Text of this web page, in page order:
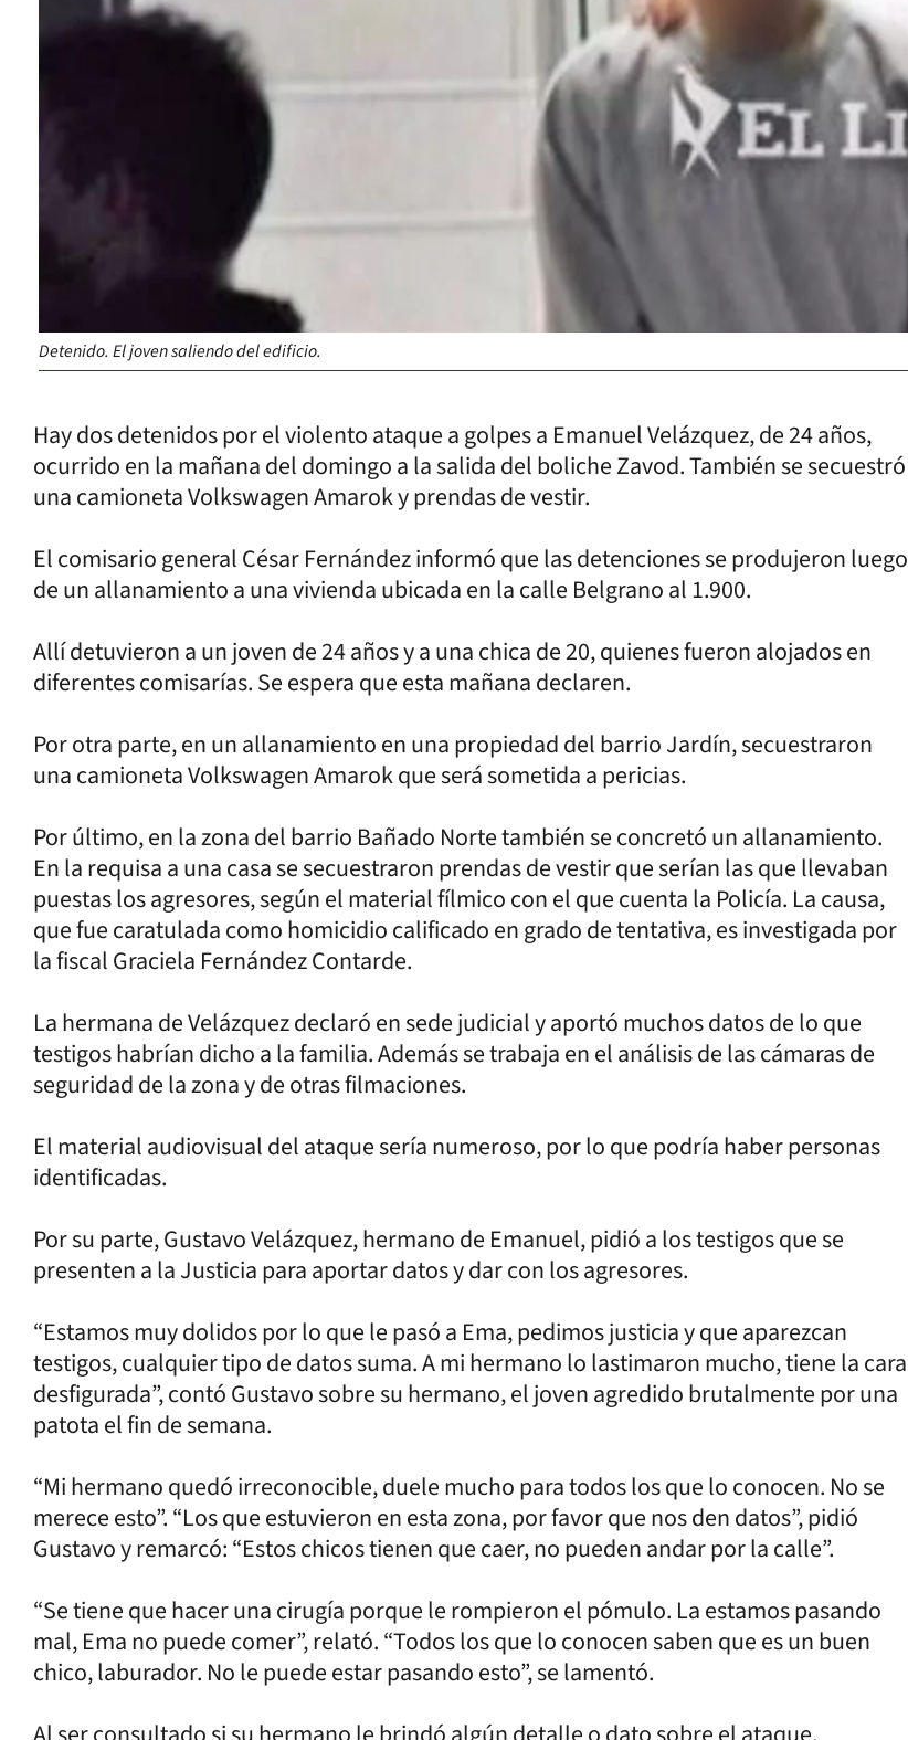
Detenido. El joven saliendo del edificio.
Hay dos detenidos por el violento ataque a golpes a Emanuel Velázquez, de 24 años,
ocurrido en la mañana del domingo a la salida del boliche Zavod. También se secuestró
una camioneta Volkswagen Amarok y prendas de vestir.
El comisario general César Fernández informó que las detenciones se produjeron luego
de un allanamiento a una vivienda ubicada en la calle Belgrano al 1.900.
Allí detuvieron a un joven de 24 años y a una chica de 20, quienes fueron alojados en
diferentes comisarías. Se espera que esta mañana declaren.
Por otra parte, en un allanamiento en una propiedad del barrio Jardín, secuestraron
una camioneta Volkswagen Amarok que será sometida a pericias.
Por último, en la zona del barrio Bañado Norte también se concretó un allanamiento.
En la requisa a una casa se secuestraron prendas de vestir que serían las que llevaban
puestas los agresores, según el material fílmico con el que cuenta la Policía. La causa,
que fue caratulada como homicidio calificado en grado de tentativa, es investigada por
la fiscal Graciela Fernández Contarde.
La hermana de Velázquez declaró en sede judicial y aportó muchos datos de lo que
testigos habrían dicho a la familia. Además se trabaja en el análisis de las cámaras de
seguridad de la zona y de otras filmaciones.
El material audiovisual del ataque sería numeroso, por lo que podría haber personas
identificadas.
Por su parte, Gustavo Velázquez, hermano de Emanuel, pidió a los testigos que se
presenten a la Justicia para aportar datos y dar con los agresores.
“Estamos muy dolidos por lo que le pasó a Ema, pedimos justicia y que aparezcan
testigos, cualquier tipo de datos suma. A mi hermano lo lastimaron mucho, tiene la cara
desfigurada”, contó Gustavo sobre su hermano, el joven agredido brutalmente por una
patota el fin de semana.
“Mi hermano quedó irreconocible, duele mucho para todos los que lo conocen. No se
merece esto”. “Los que estuvieron en esta zona, por favor que nos den datos”, pidió
Gustavo y remarcó: “Estos chicos tienen que caer, no pueden andar por la calle”.
“Se tiene que hacer una cirugía porque le rompieron el pómulo. La estamos pasando
mal, Ema no puede comer”, relató. “Todos los que lo conocen saben que es un buen
chico, laburador. No le puede estar pasando esto”, se lamentó.